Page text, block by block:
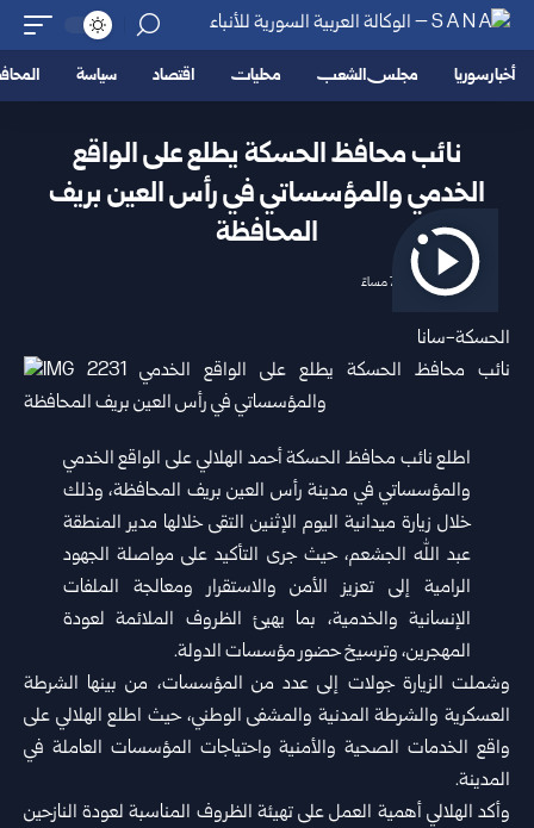
أخبار سوريا مجلس الشعب محليات اقتصاد سياسة
نائب محافظ الحسكة يطلع على الواقع
الخدمي والمؤسساتي في رأس العين بريف
المحافظة
2026/06/22 7:31 مساءً
الحسكة-سانا
اطلع نائب محافظ الحسكةأحمد الهلالي على الواقع الخدمي
والمؤسساتي في مدينة رأس العين بريف المحافظة، وذلك
خلال زيارة ميدانية اليوم الإثنين التقى خلالها مدير المنطقة
عبد الله الجشعم، حيث جرى التأكيد على مواصلة الجهود
الرامية إلى تعزيز الأمن والاستقرار ومعالجة الملفات
الإنسانية والخدمية، بما يهيئ الظروف الملائمة لعودة
المهجرين، وترسيخ حضور مؤسسات الدولة.
وشملت الزيارة جولات إلى عدد من المؤسسات، من بينها الشرطة
العسكرية والشرطة المدنية والمشفى الوطني، حيث اطلع الهلالي على
واقع الخدمات الصحية والأمنية واحتياجات المؤسسات العاملة في
المدينة.
وأكد الهلالي أهمية العمل على تهيئة الظروف المناسبة لعودة النازحين